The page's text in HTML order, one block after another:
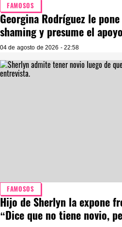
FAMOSOS
Georgina Rodríguez le
shaming y presume el
04 de agosto de 2026 - 22:58
FAMOSOS
Hijo de Sherlyn la expone
“Dice que no tiene novio,